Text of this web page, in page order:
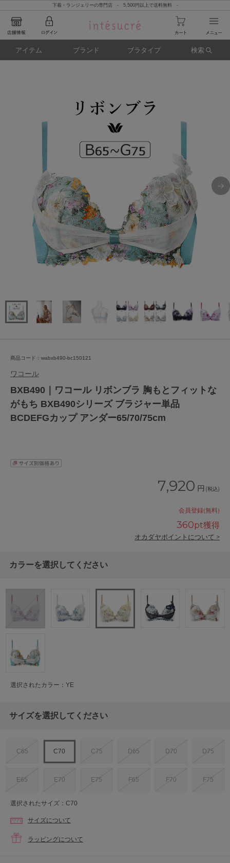
下着・ランジェリーの専門店 - 5,500円以上で送料無料 -
アイテム ブランド ブラタイプ 検索
商品コード：wabxb490-bc150121
ワコール
BXB490｜ワコール リボンブラ 胸もとフィットな
がもち BXB490シリーズ ブラジャー単品
BCDEFGカップ アンダー65/70/75cm
7,920 円 (税込)
会員登録(無料)
360pt獲得
オカダヤポイントについて >
カラーを選択してください
選択されたカラー：YE
サイズを選択してください
C65 C70 C75 D65 D70 D75
E65 E70 E75 F65 F70 F75
選択されたサイズ：C70
サイズについて
ラッピングについて